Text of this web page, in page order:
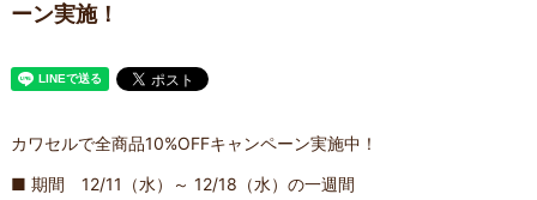
ーン実施！
カワセルで全商品10%OFFキャンペーン実施中！
■ 期間 12/11（水）～ 12/18（水）の一週間